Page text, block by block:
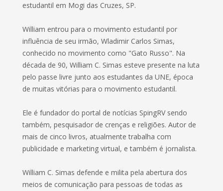
estudantil em Mogi das Cruzes, SP.
William entrou para o movimento estudantil por
influência de seu irmão, Wladimir Carlos Simas,
conhecido no movimento como "Gato Russo". Na
década de 90, William C. Simas esteve presente na luta
pelo passe livre junto aos estudantes da UNE, época
de muitas vitórias para o movimento estudantil.
Ele é fundador do portal de notícias SpingRV sendo
também, pesquisador de crenças e religiões. Autor de
mais de cinco livros, atualmente trabalha com
publicidade e marketing virtual, e também é jornalista.
William C. Simas defende e milita pela abertura dos
meios de comunicação para pessoas de todas as